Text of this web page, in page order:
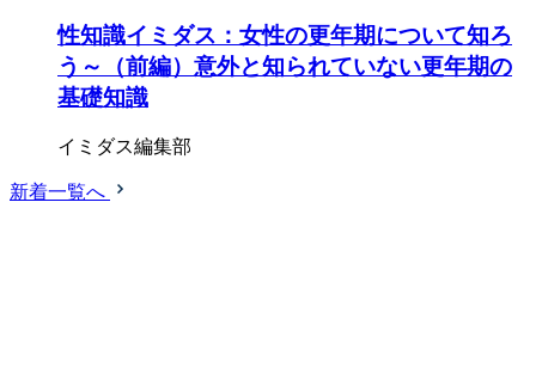
性知識イミダス：女性の更年期について知ろ
う～（前編）意外と知られていない更年期の
基礎知識
イミダス編集部
新着一覧へ